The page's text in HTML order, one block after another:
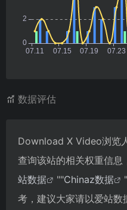
数据评估
Download X Video浏览
查询该站的相关权重信息
站数据
""Chinaz数据
考，建议大家请以爱站数